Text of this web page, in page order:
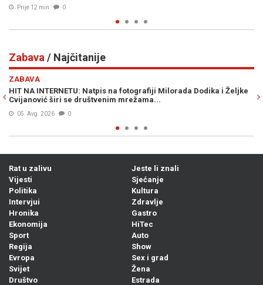
Zabava / Najčitanije
Dodika i Željke
HIT NA INTERNETU: Dino Merlin se uoči nastupa u
provozao gradom, a onda ga je zaustavila policija...
Rat u zalivu
Vijesti
Politika
Intervjui
Hronika
Ekonomija
Sport
Regija
Evropa
Svijet
Društvo
Jeste li znali
Sjećanje
Kultura
Zdravlje
Gastro
HiTec
Auto
Show
Sex i grad
Žena
Estrada